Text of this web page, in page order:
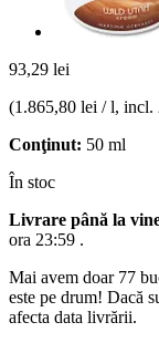
93,29 lei
(1.865,80 lei / l, incl.
Conţinut: 50 ml
În stoc
Livrare până la
ora 23:59 .
Mai avem doar 77
este pe drum! Dacă
afecta data livrării.